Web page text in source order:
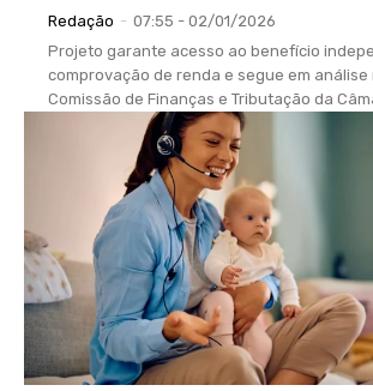
Redação - 07:55 - 02/01/2026
Projeto garante acesso ao benefício
comprovação de renda e segue em análise
Comissão de Finanças e Tributação da